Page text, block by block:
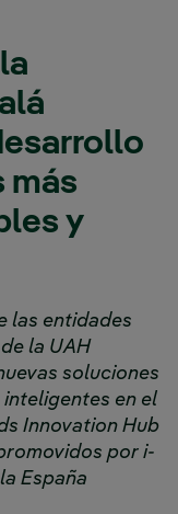
más
y
las entidades
la UAH
soluciones
en el
Innovation Hub
por i-
España